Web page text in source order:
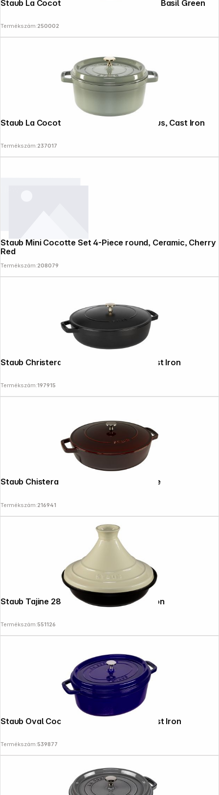
Staub La Cocotte 26cm Round Cast Iron, Basil Green
Termékszám:250002
Staub La Cocotte 24cm round, Eukalyptus, Cast Iron
Termékszám:237017
Staub Mini Cocotte Set 4-Piece round, Ceramic, Cherry
Red
Termékszám:208079
Staub Christera Braiser 28cm, Black, Cast Iron
Termékszám:197915
Staub Chistera 28 cm Cocotte Grenadine
Termékszám:216941
Staub Tajine 28cm round, Cream Cast Iron
Termékszám:551126
Staub Oval Cocotte, 31cm Dark Blue, Cast Iron
Termékszám:539877